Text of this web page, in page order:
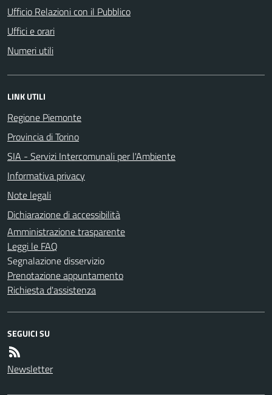
Ufficio Relazioni con il Pubblico
Uffici e orari
Numeri utili
LINK UTILI
Regione Piemonte
Provincia di Torino
SIA - Servizi Intercomunali per l'Ambiente
Informativa privacy
Note legali
Dichiarazione di accessibilità
Amministrazione trasparente
Leggi le FAQ
Segnalazione disservizio
Prenotazione appuntamento
Richiesta d'assistenza
SEGUICI SU
Newsletter